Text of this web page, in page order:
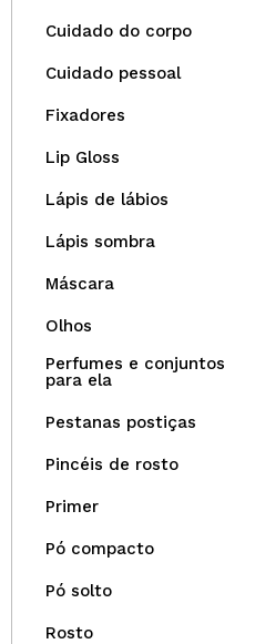
Cuidado do corpo
Cuidado pessoal
Fixadores
Lip Gloss
Lápis de lábios
Lápis sombra
Máscara
Olhos
Perfumes e conjuntos
para ela
Pestanas postiças
Pincéis de rosto
Primer
Pó compacto
Pó solto
Rosto